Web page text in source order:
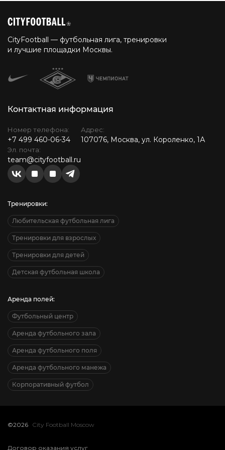
CityFootball — футбольная лига, тренировки
и лучшие площадки Москвы.
Контактная информация
Номер телефона:
+7 499 460-06-34
Эл. почта:
team@cityfootball.ru
Адрес:
107076, Москва, ул. Короленко, 1А
Тренировки:
Любительская футбольная лига
Тренировки для взрослых
Тренировки для детей
Детская футбольная школа
Аренда полей:
Футбольный центр
Аренда футбольного зала
Аренда футбольного поля
Аренда футбольного манежа
Корпоративный футбол
©2026 City Football Moscow
Договор оказания услуг